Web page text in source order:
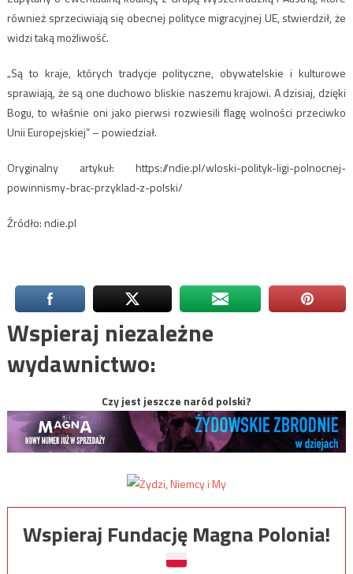
również sprzeciwiają się obecnej polityce migracyjnej UE, stwierdził, że
widzi taką możliwość.
„Są to kraje, których tradycje polityczne, obywatelskie i kulturowe
sprawiają, że są one duchowo bliskie naszemu krajowi. A dzisiaj, dzięki
Bogu, to właśnie oni jako pierwsi rozwiesili flagę wolności przeciwko
Unii Europejskiej” – powiedział.
Oryginalny artykuł: https://ndie.pl/wloski-polityk-ligi-polnocnej-
powinnismy-brac-przyklad-z-polski/
Źródło: ndie.pl
Wspieraj niezależne
wydawnictwo:
Czy jest jeszcze naród polski?
Wspieraj Fundację Magna Polonia!